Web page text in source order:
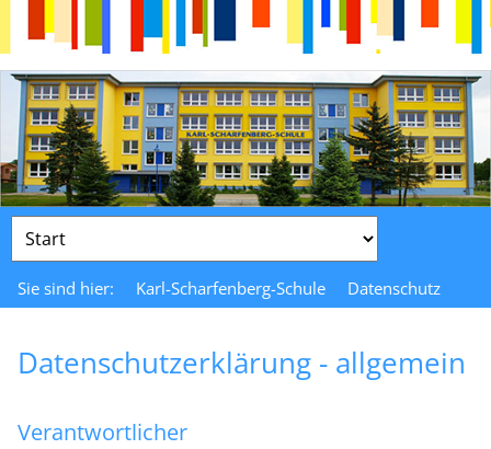
Zielseite
Sie sind hier: Karl-Scharfenberg-Schule Datenschutz
Datenschutzerklärung - allgemein
Verantwortlicher